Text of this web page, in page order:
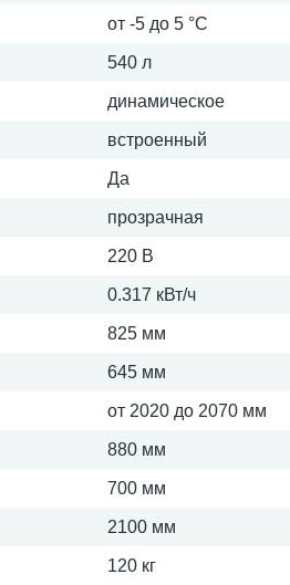
от -5 до 5 °C
540 л
динамическое
встроенный
Да
прозрачная
220 В
0.317 кВт/ч
825 мм
645 мм
от 2020 до 2070 мм
880 мм
700 мм
2100 мм
120 кг